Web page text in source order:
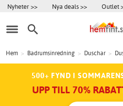
Nyheter >> Nya deals >> Outlet
Hem > Badrumsinredning > Duschar >
500+ FYND I
UPP TILL 70%